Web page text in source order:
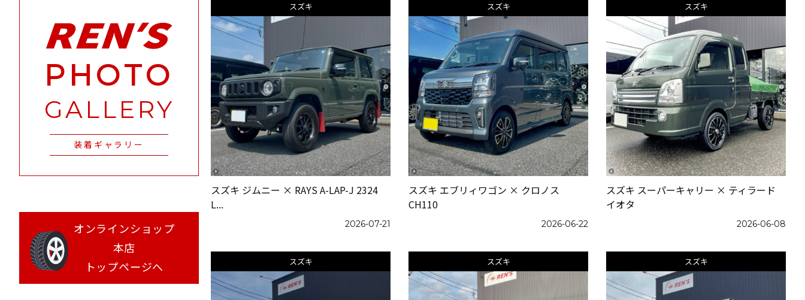
PHOTO
GALLERY
装着ギャラリー
オンラインショップ
本店
トップページへ
スズキ
スズキ ジムニー × RAYS A-LAP-J 2324
L...
2026-07-21
スズキ
スズキ エブリィワゴン × クロノス
CH110
2026-06-22
スズキ
スズキ スーパーキャリー × ティラード
イオタ
2026-06-08
スズキ スズキ スズキ